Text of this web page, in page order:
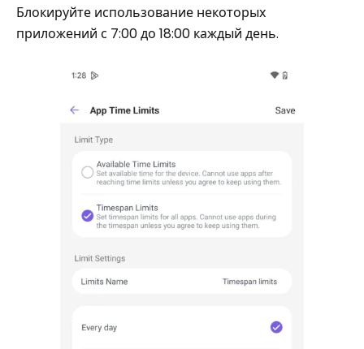
Блокируйте использование некоторых
приложений с 7:00 до 18:00 каждый день.